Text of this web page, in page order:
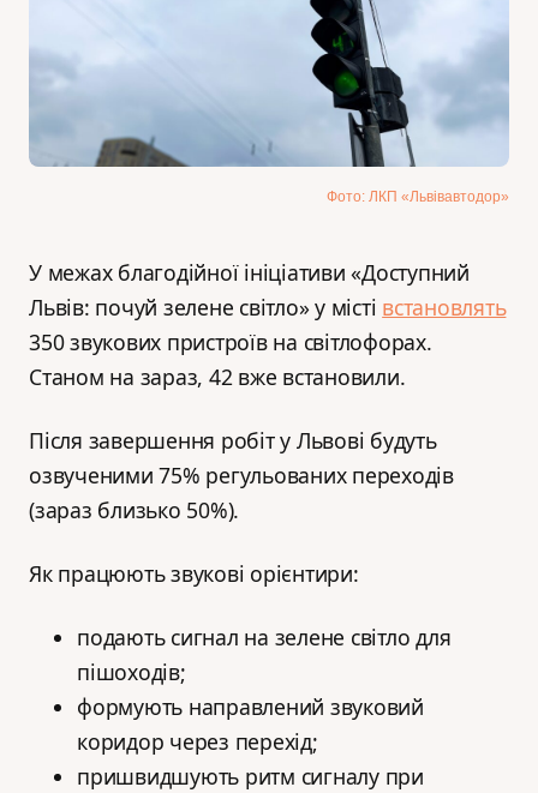
Фото: ЛКП «Львівавтодор»
У межах благодійної ініціативи «Доступний
Львів: почуй зелене світло» у місті встановлять
350 звукових пристроїв на світлофорах.
Станом на зараз, 42 вже встановили.
Після завершення робіт у Львові будуть
озвученими 75% регульованих переходів
(зараз близько 50%).
Як працюють звукові орієнтири:
подають сигнал на зелене світло для
пішоходів;
формують направлений звуковий
коридор через перехід;
пришвидшують ритм сигналу при